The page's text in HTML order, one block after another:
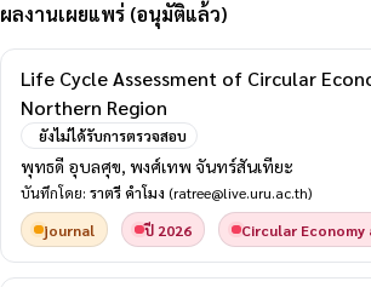
ผลงานเผยแพร่ (อนุมัติแล้ว)
Life Cycle Assessment of Circular
Northern Region
ยังไม่ได้รับการตรวจสอบ
พุทธดี อุบลศุข, พงศ์เทพ จันทร์สันเทียะ
บันทึกโดย: ราตรี คำโมง (ratree@live.uru.ac.th)
journal
ปี 2026 Circular Economy